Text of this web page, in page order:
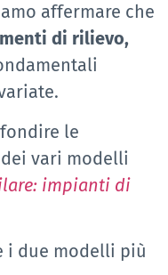
affermare che
di rilievo,
le
vari modelli
impianti di
i due modelli più